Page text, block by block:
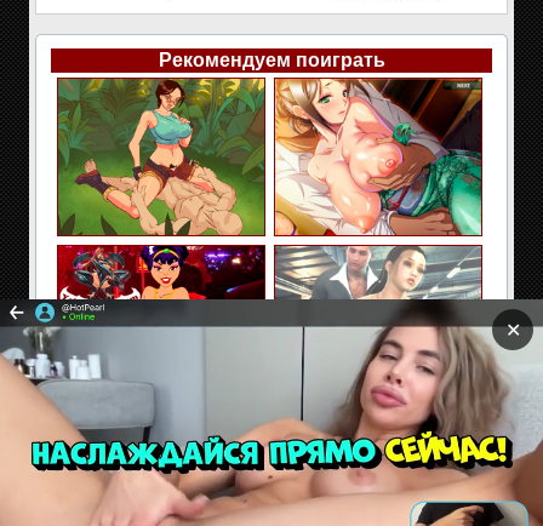
Рекомендуем поиграть
Сайт содержит материалы предназначенные только
для взрослых. Находясь на сайте Вы подтверждаете,
что Вам 18 лет и более. Если Вам нет 18 лет покиньте
✕